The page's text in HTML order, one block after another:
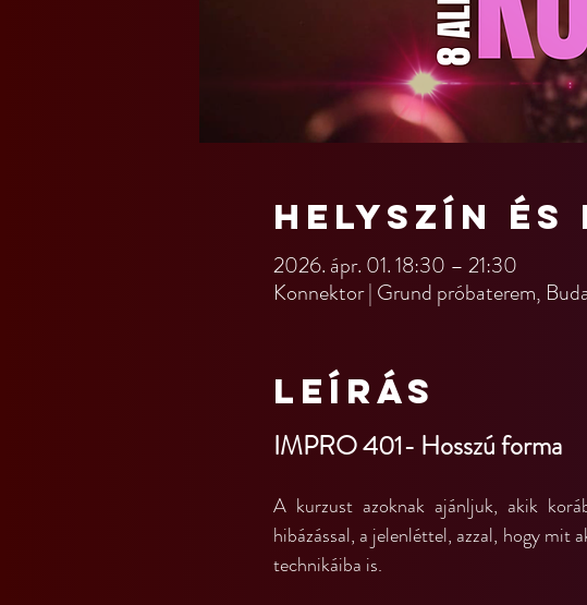
Helyszín és
2026. ápr. 01. 18:30 – 21:30
Konnektor | Grund próbaterem,
Leírás
IMPRO 401- Hosszú forma
A kurzust azoknak ajánljuk, akik
hibázással, a jelenléttel, azzal, hogy mit
technikáiba is.